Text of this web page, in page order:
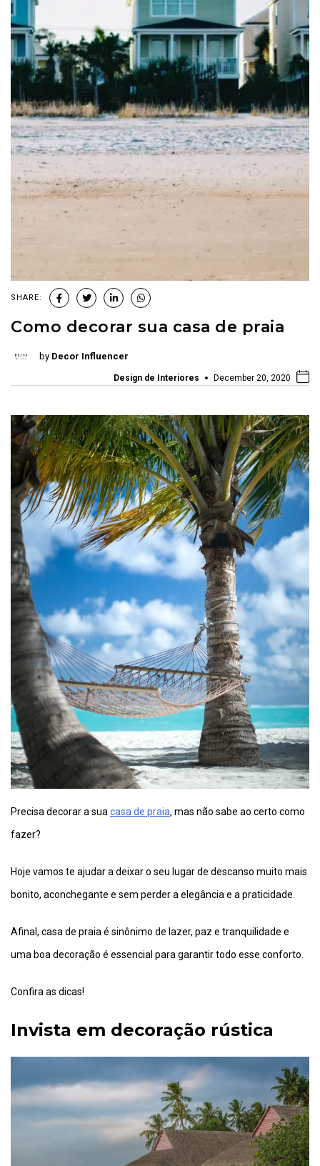
SHARE:
Como decorar sua casa de praia
by Decor Influencer
Design de Interiores December 20, 2020
Precisa decorar a sua casa de praia, mas não sabe ao certo como
fazer?
Hoje vamos te ajudar a deixar o seu lugar de descanso muito mais
bonito, aconchegante e sem perder a elegância e a praticidade.
Afinal, casa de praia é sinônimo de lazer, paz e tranquilidade e
uma boa decoração é essencial para garantir todo esse conforto.
Confira as dicas!
Invista em decoração rústica